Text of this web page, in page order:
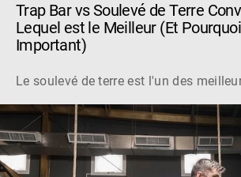
Trap Bar vs Soulevé de Terre
Lequel est le Meilleur (Et Pourquoi
Important)
Le soulevé de terre est l'un des